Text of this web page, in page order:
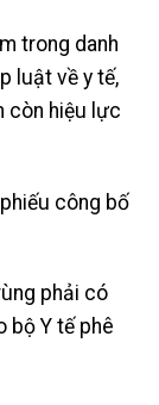
trong danh
luật về y tế,
còn hiệu lực
công bố
phải có
bộ Y tế phê